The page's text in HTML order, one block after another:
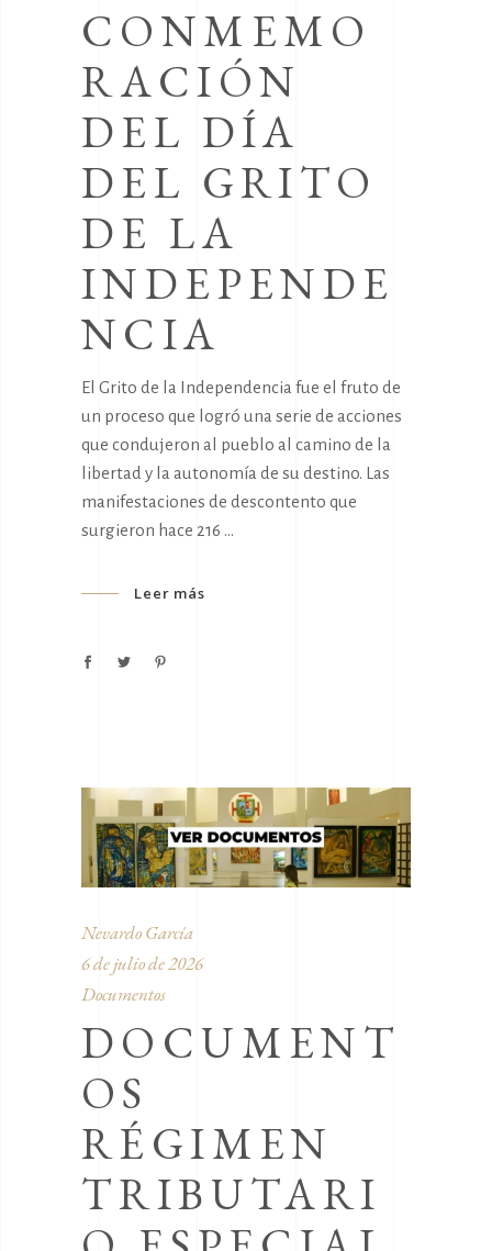
CONMEMO
RACIÓN
DEL DÍA
DEL GRITO
DE LA
INDEPENDE
NCIA
El Grito de la Independencia fue el fruto de
un proceso que logró una serie de acciones
que condujeron al pueblo al camino de la
libertad y la autonomía de su destino. Las
manifestaciones de descontento que
surgieron hace 216
Leer más
Nevardo García
6 de julio de 2026
Documentos
DOCUMENT
OS
RÉGIMEN
TRIBUTARI